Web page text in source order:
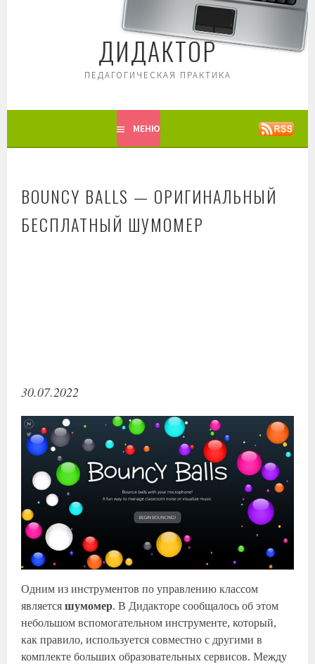
ДИДАКТОР
ПЕДАГОГИЧЕСКАЯ ПРАКТИКА
МЕНЮ
BOUNCY BALLS — ОРИГИНАЛЬНЫЙ
БЕСПЛАТНЫЙ ШУМОМЕР
30.07.2022
Одним из инструментов по управлению классом
является шумомер. В Дидакторе сообщалось об этом
небольшом вспомогательном инструменте, который,
как правило, используется совместно с другими в
комплекте больших образовательных сервисов. Между